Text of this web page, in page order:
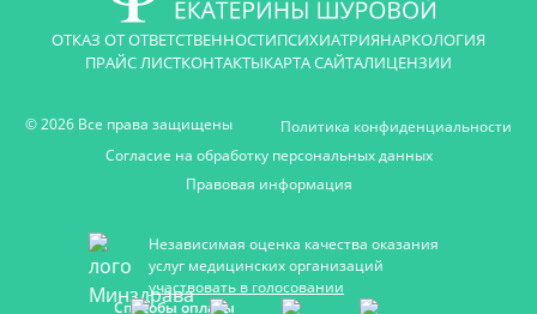
ОТКАЗ ОТ ОТВЕТСТВЕННОСТИПСИХИАТРИЯНАРКОЛОГИЯ
ПРАЙС ЛИСТКОНТАКТЫКАРТА САЙТАЛИЦЕНЗИИ
© 2026 Все права защищены
Политика конфиденциальности
Согласие на обработку персональных данных
Правовая информация
Независимая оценка качества оказания
услуг медицинских организаций
участвовать в голосовании
Способы оплаты